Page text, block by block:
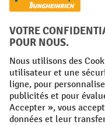
Langues
FR NL
Conditions générales
Protection des Données